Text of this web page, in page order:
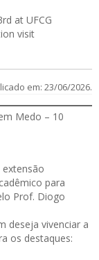
at UFCG
visit
em: 23/06/2026.
Medo – 10
para
Prof. Diogo
deseja vivenciar a
os destaques: